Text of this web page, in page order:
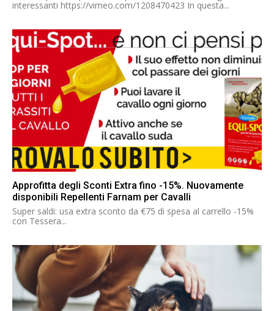
interessanti https://vimeo.com/1208470423 In questa...
Approfitta degli Sconti Extra fino -15%. Nuovamente
disponibili Repellenti Farnam per Cavalli
Super saldi: usa extra sconto da €75 di spesa al carrello -15%
con Tessera...